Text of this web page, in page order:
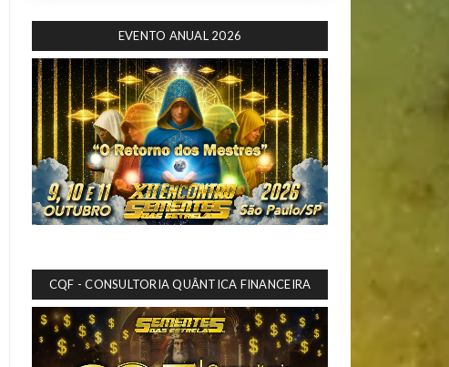
EVENTO ANUAL 2026
CQF - CONSULTORIA QUÂNTICA FINANCEIRA